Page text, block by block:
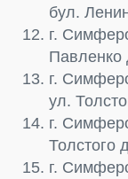
бул.
г.
г.
ул.
г.
Толстого
г.